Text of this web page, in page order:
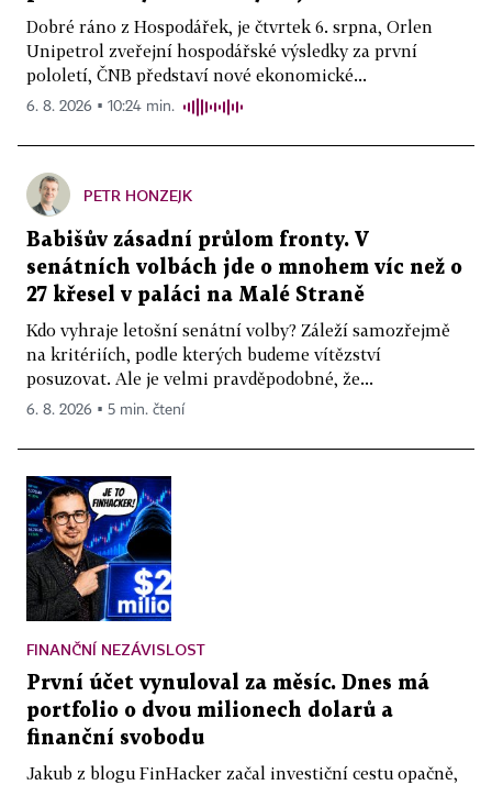
Dobré ráno z Hospodářek, je čtvrtek 6. srpna, Orlen
Unipetrol zveřejní hospodářské výsledky za první
pololetí, ČNB představí nové ekonomické...
6. 8. 2026 ▪ 10:24 min.
PETR HONZEJK
Babišův zásadní průlom fronty. V
senátních volbách jde o mnohem víc než o
27 křesel v paláci na Malé Straně
Kdo vyhraje letošní senátní volby? Záleží samozřejmě
na kritériích, podle kterých budeme vítězství
posuzovat. Ale je velmi pravděpodobné, že...
6. 8. 2026 ▪ 5 min. čtení
FINANČNÍ NEZÁVISLOST
První účet vynuloval za měsíc. Dnes má
portfolio o dvou milionech dolarů a
finanční svobodu
Jakub z blogu FinHacker začal investiční cestu opačně,